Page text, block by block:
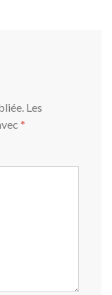
Les
*